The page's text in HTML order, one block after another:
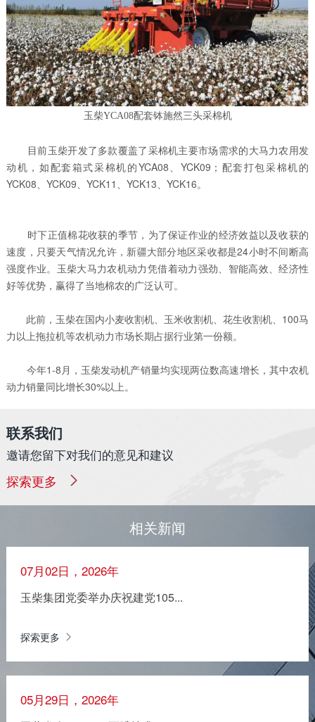
玉柴YCA08配套钵施然三头采棉机
目前玉柴开发了多款覆盖了采棉机主要市场需求的大马力农用发
动机，如配套箱式采棉机的YCA08、YCK09；配套打包采棉机的
YCK08、YCK09、YCK11、YCK13、YCK16。
时下正值棉花收获的季节，为了保证作业的经济效益以及收获的
速度，只要天气情况允许，新疆大部分地区采收都是24小时不间断高
强度作业。玉柴大马力农机动力凭借着动力强劲、智能高效、经济性
好等优势，赢得了当地棉农的广泛认可。
此前，玉柴在国内小麦收割机、玉米收割机、花生收割机、100马
力以上拖拉机等农机动力市场长期占据行业第一份额。
今年1-8月，玉柴发动机产销量均实现两位数高速增长，其中农机
动力销量同比增长30%以上。
联系我们
邀请您留下对我们的意见和建议
探索更多
相关新闻
07月02日，2026年
玉柴集团党委举办庆祝建党105...
探索更多
05月29日，2026年